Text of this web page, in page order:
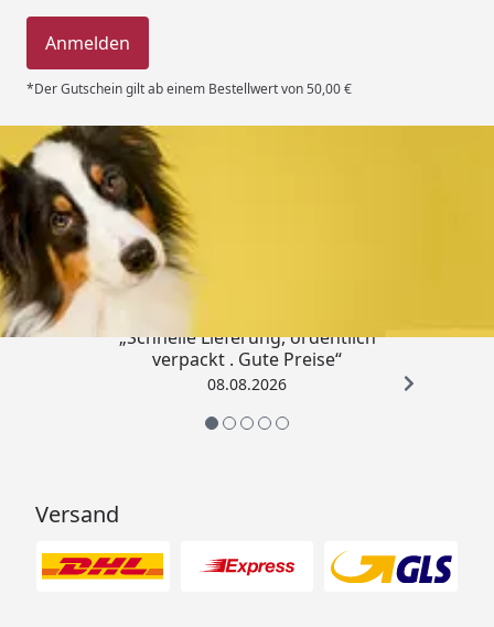
Anmelden
*Der Gutschein gilt ab einem Bestellwert von 50,00 €
Trusted Shops
„Schnelle Lieferung, ordentlich
verpackt . Gute Preise“
08.08.2026
Versand